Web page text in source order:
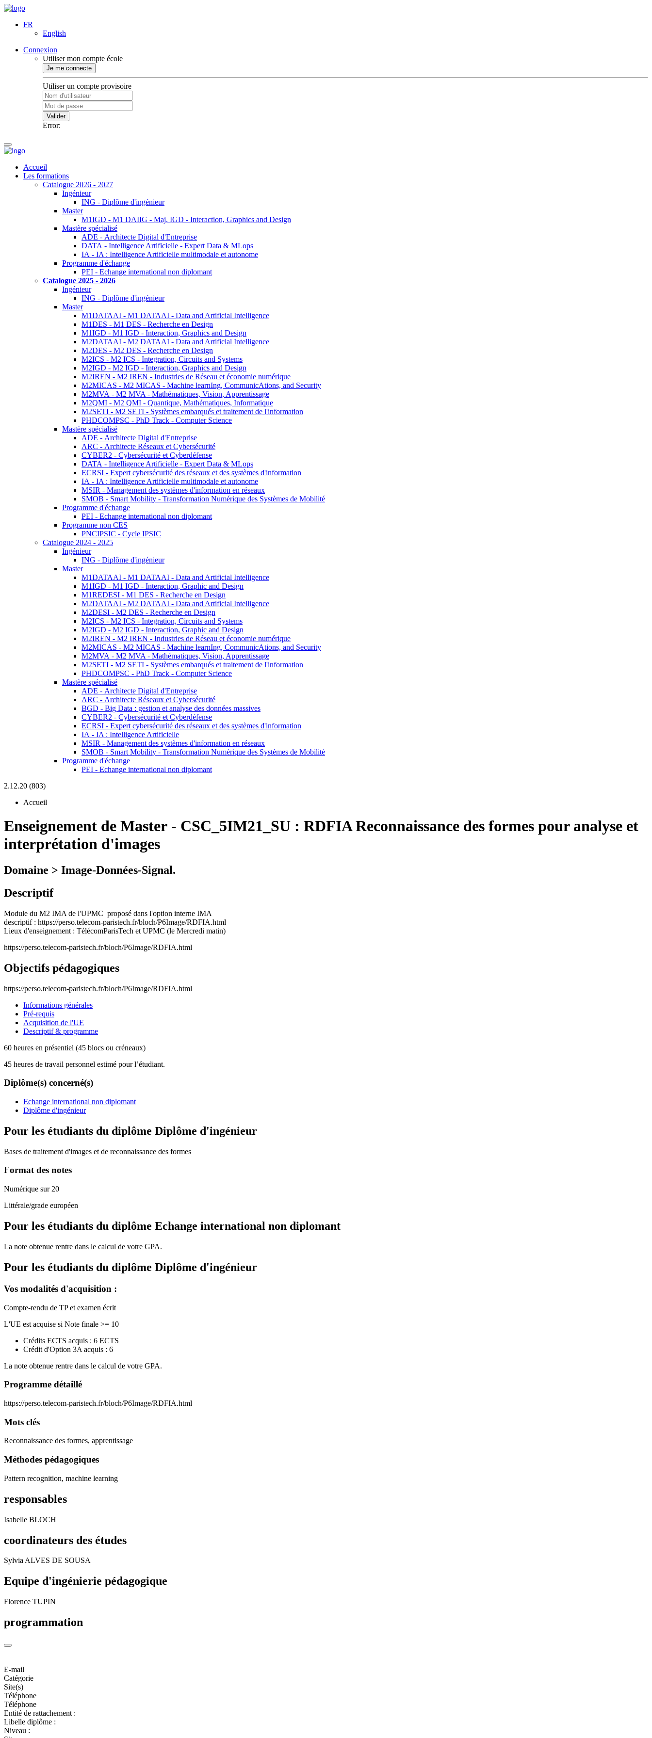
FR
English
Connexion
Utiliser mon compte école
Je me connecte
Utiliser un compte provisoire
Valider
Error:
Accueil
Les formations
Catalogue 2026 - 2027
Ingénieur
ING - Diplôme d'ingénieur
Master
M1IGD - M1 DAIIG - Maj. IGD - Interaction, Graphics and Design
Mastère spécialisé
ADE - Architecte Digital d'Entreprise
DATA - Intelligence Artificielle - Expert Data & MLops
IA - IA : Intelligence Artificielle multimodale et autonome
Programme d'échange
PEI - Echange international non diplomant
Catalogue 2025 - 2026
Ingénieur
ING - Diplôme d'ingénieur
Master
M1DATAAI - M1 DATAAI - Data and Artificial Intelligence
M1DES - M1 DES - Recherche en Design
M1IGD - M1 IGD - Interaction, Graphics and Design
M2DATAAI - M2 DATAAI - Data and Artificial Intelligence
M2DES - M2 DES - Recherche en Design
M2ICS - M2 ICS - Integration, Circuits and Systems
M2IGD - M2 IGD - Interaction, Graphics and Design
M2IREN - M2 IREN - Industries de Réseau et économie numérique
M2MICAS - M2 MICAS - Machine learnIng, CommunicAtions, and Security
M2MVA - M2 MVA - Mathématiques, Vision, Apprentissage
M2QMI - M2 QMI - Quantique, Mathématiques, Informatique
M2SETI - M2 SETI - Systèmes embarqués et traitement de l'information
PHDCOMPSC - PhD Track - Computer Science
Mastère spécialisé
ADE - Architecte Digital d'Entreprise
ARC - Architecte Réseaux et Cybersécurité
CYBER2 - Cybersécurité et Cyberdéfense
DATA - Intelligence Artificielle - Expert Data & MLops
ECRSI - Expert cybersécurité des réseaux et des systèmes d'information
IA - IA : Intelligence Artificielle multimodale et autonome
MSIR - Management des systèmes d'information en réseaux
SMOB - Smart Mobility - Transformation Numérique des Systèmes de Mobilité
Programme d'échange
PEI - Echange international non diplomant
Programme non CES
PNCIPSIC - Cycle IPSIC
Catalogue 2024 - 2025
Ingénieur
ING - Diplôme d'ingénieur
Master
M1DATAAI - M1 DATAAI - Data and Artificial Intelligence
M1IGD - M1 IGD - Interaction, Graphic and Design
M1REDESI - M1 DES - Recherche en Design
M2DATAAI - M2 DATAAI - Data and Artificial Intelligence
M2DESI - M2 DES - Recherche en Design
M2ICS - M2 ICS - Integration, Circuits and Systems
M2IGD - M2 IGD - Interaction, Graphic and Design
M2IREN - M2 IREN - Industries de Réseau et économie numérique
M2MICAS - M2 MICAS - Machine learnIng, CommunicAtions, and Security
M2MVA - M2 MVA - Mathématiques, Vision, Apprentissage
M2SETI - M2 SETI - Systèmes embarqués et traitement de l'information
PHDCOMPSC - PhD Track - Computer Science
Mastère spécialisé
ADE - Architecte Digital d'Entreprise
ARC - Architecte Réseaux et Cybersécurité
BGD - Big Data : gestion et analyse des données massives
CYBER2 - Cybersécurité et Cyberdéfense
ECRSI - Expert cybersécurité des réseaux et des systèmes d'information
IA - IA : Intelligence Artificielle
MSIR - Management des systèmes d'information en réseaux
SMOB - Smart Mobility - Transformation Numérique des Systèmes de Mobilité
Programme d'échange
PEI - Echange international non diplomant
2.12.20 (803)
Accueil
Enseignement de Master - CSC_5IM21_SU : RDFIA Reconnaissance des formes pour analyse et
interprétation d'images
Domaine > Image-Données-Signal.
Descriptif
Module du M2 IMA de l'UPMC proposé dans l'option interne IMA
descriptif : https://perso.telecom-paristech.fr/bloch/P6Image/RDFIA.html
Lieux d'enseignement : TélécomParisTech et UPMC (le Mercredi matin)
https://perso.telecom-paristech.fr/bloch/P6Image/RDFIA.html
Objectifs pédagogiques
https://perso.telecom-paristech.fr/bloch/P6Image/RDFIA.html
Informations générales
Pré-requis
Acquisition de l'UE
Descriptif & programme
60 heures en présentiel (45 blocs ou créneaux)
45 heures de travail personnel estimé pour l’étudiant.
Diplôme(s) concerné(s)
Echange international non diplomant
Diplôme d'ingénieur
Pour les étudiants du diplôme Diplôme d'ingénieur
Bases de traitement d'images et de reconnaissance des formes
Format des notes
Numérique sur 20
Littérale/grade européen
Pour les étudiants du diplôme Echange international non diplomant
La note obtenue rentre dans le calcul de votre GPA.
Pour les étudiants du diplôme Diplôme d'ingénieur
Vos modalités d'acquisition :
Compte-rendu de TP et examen écrit
L'UE est acquise si Note finale >= 10
Crédits ECTS acquis : 6 ECTS
Crédit d'Option 3A acquis : 6
La note obtenue rentre dans le calcul de votre GPA.
Programme détaillé
https://perso.telecom-paristech.fr/bloch/P6Image/RDFIA.html
Mots clés
Reconnaissance des formes, apprentissage
Méthodes pédagogiques
Pattern recognition, machine learning
responsables
Isabelle BLOCH
coordinateurs des études
Sylvia ALVES DE SOUSA
Equipe d'ingénierie pédagogique
Florence TUPIN
programmation
E-mail
Catégorie
Site(s)
Téléphone
Téléphone
Entité de rattachement :
Libelle diplôme :
Niveau :